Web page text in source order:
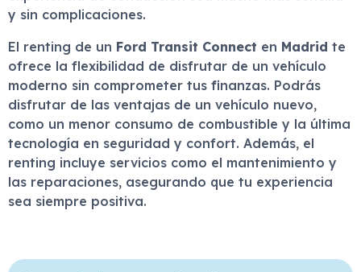
y sin complicaciones.
El renting de un Ford Transit Connect en Madrid te
ofrece la flexibilidad de disfrutar de un vehículo
moderno sin comprometer tus finanzas. Podrás
disfrutar de las ventajas de un vehículo nuevo,
como un menor consumo de combustible y la última
tecnología en seguridad y confort. Además, el
renting incluye servicios como el mantenimiento y
las reparaciones, asegurando que tu experiencia
sea siempre positiva.